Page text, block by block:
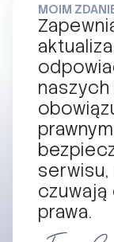
MOIM
prawa.